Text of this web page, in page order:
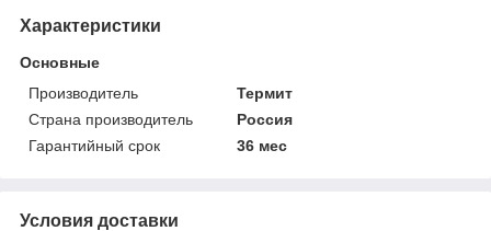
Характеристики
Основные
Производитель
Термит
Страна производитель
Россия
Гарантийный срок
36 мес
Условия доставки